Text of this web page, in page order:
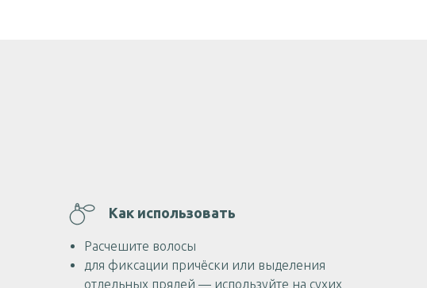
Как использовать
Расчешите волосы
для фиксации причёски или выделения
отдельных прядей — используйте на сухих